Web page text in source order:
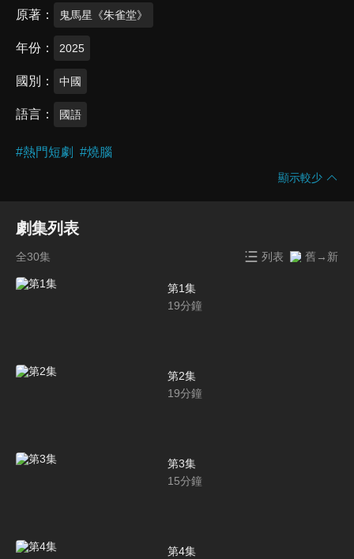
原著 鬼馬星《朱雀堂》
年份 2025
國別 中國
語言 國語
#熱門短劇 #燒腦
顯示較少
劇集列表
全30集 列表 舊→新
第1集
19分鐘
第2集
19分鐘
第3集
15分鐘
第4集